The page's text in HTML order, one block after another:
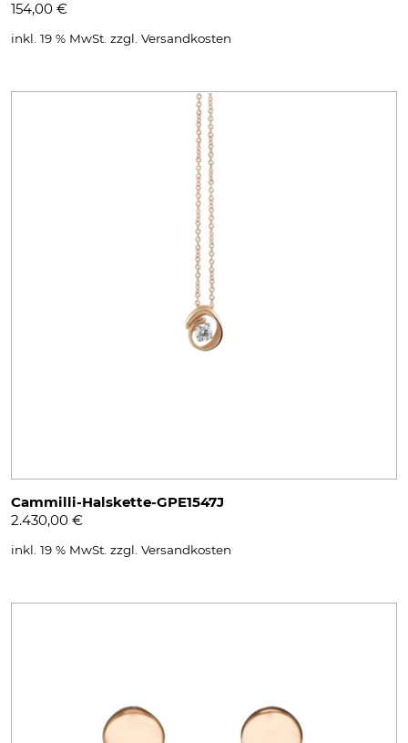
154,00 €
inkl. 19 % MwSt. zzgl. Versandkosten
Cammilli-Halskette-GPE1547J
2.430,00 €
inkl. 19 % MwSt. zzgl. Versandkosten